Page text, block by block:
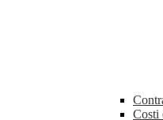
Costi